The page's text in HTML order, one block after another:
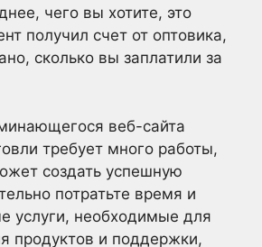
чего вы хотите, это
получил счет от оптовика,
сколько вы заплатили за
веб-сайта
требует много работы,
создать успешную
потратьте время и
услуги, необходимые для
продуктов и поддержки,